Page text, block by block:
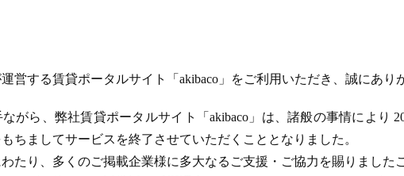
営する賃貸ポータルサイト「akibaco」をご利用いただき、誠にあり
がら、弊社賃貸ポータルサイト「akibaco」は、諸般の事情により
ちましてサービスを終了させていただくこととなりました。
たり、多くのご掲載企業様に多大なるご支援・ご協力を賜りました